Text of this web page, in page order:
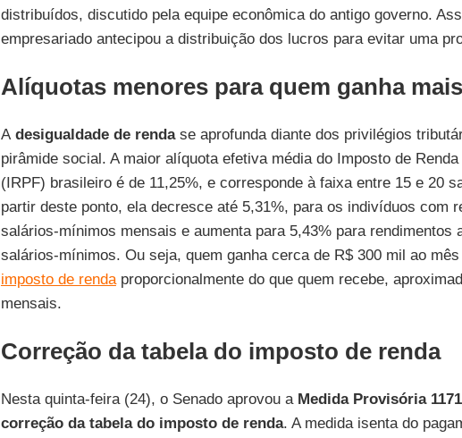
distribuídos, discutido pela equipe econômica do antigo governo.
empresariado antecipou a distribuição dos lucros para evitar uma
Alíquotas menores para quem ganha mais
Adesigualdade de rendase aprofunda diante dos privilégios
pirâmide social. A maior alíquota efetiva média do Imposto de
(IRPF) brasileiro é de 11,25%, e corresponde à faixa entre 15 e 20
partir deste ponto, ela decresce até 5,31%, para os indivíduos com
salários-mínimos mensais e aumenta para 5,43% para rendimentos
salários-mínimos. Ou seja, quem ganha cerca de R$ 300 mil ao mês
imposto de rendaproporcionalmente do que quem recebe,
mensais.
Correção da tabela do imposto de renda
Nesta quinta-feira (24), o Senado aprovou a Medida Provisória 1171
correção da tabela do imposto de renda. A medida isenta do